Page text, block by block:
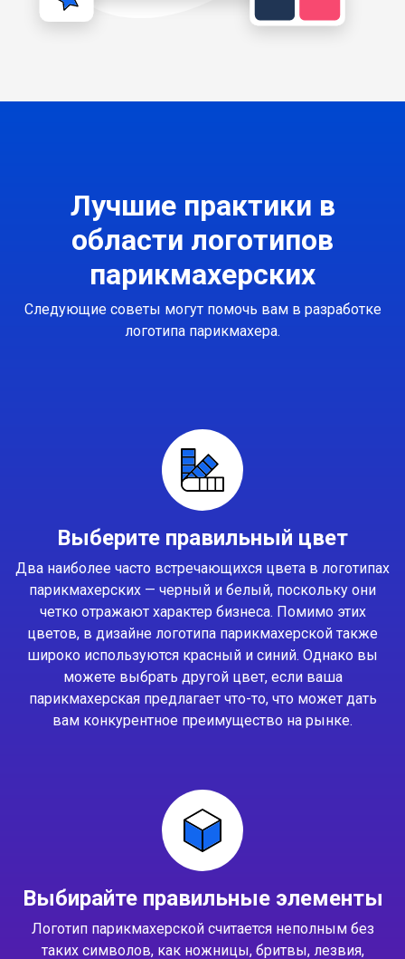
Лучшие практики в
области логотипов
парикмахерских
Следующие советы могут помочь вам в разработке
логотипа парикмахера.
Выберите правильный цвет
Два наиболее часто встречающихся цвета в логотипах
парикмахерских — черный и белый, поскольку они
четко отражают характер бизнеса. Помимо этих
цветов, в дизайне логотипа парикмахерской также
широко используются красный и синий. Однако вы
можете выбрать другой цвет, если ваша
парикмахерская предлагает что-то, что может дать
вам конкурентное преимущество на рынке.
Выбирайте правильные элементы
Логотип парикмахерской считается неполным без
таких символов, как ножницы, бритвы, лезвия,